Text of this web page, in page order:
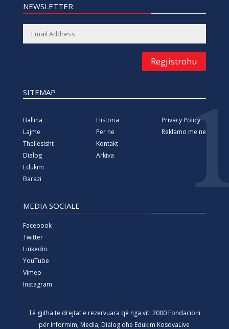
NEWSLETTER
Regjistrohu
SITEMAP
Ballina
Lajme
Thellësisht
Dialog
Edukim
Barazi
Historia
Për ne
Kontakt
Arkiva
Privacy Policy
Reklamo me ne
MEDIA SOCIALE
Facebook
Twitter
Linkedin
YouTube
Vimeo
Instagram
Të gjitha të drejtat e rezervuara që nga viti 2000 Fondacioni
për Informim, Media, Dialog dhe Edukim KosovaLive